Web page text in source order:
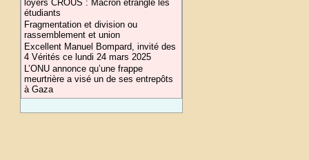
loyers CROUS : Macron étrangle les
étudiants
Fragmentation et division ou
rassemblement et union
Excellent Manuel Bompard, invité des
4 Vérités ce lundi 24 mars 2025
L’ONU annonce qu’une frappe
meurtrière a visé un de ses entrepôts
à Gaza